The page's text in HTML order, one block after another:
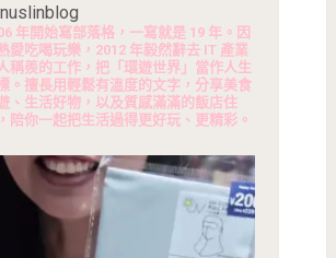
年開始寫部落格，一寫就是 19 年。因
愛吃喝玩樂，2012 年毅然辭去 IT 產業
稱羨的工作，把「環遊世界」當作人生
。擅長用輕鬆有溫度的文字，分享美食
、生活好物，以及質感滿滿的飯店住
陪你一起把生活過得更好玩、更精彩。